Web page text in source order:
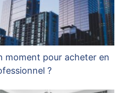
moment pour acheter en
?